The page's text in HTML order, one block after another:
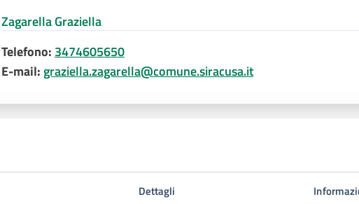
Dettagli
Zagarella Graziella
Telefono: 3474605650
E-mail: graziella.zagarella@comune.siracusa.it
Dirigenziale n. 1808 del 15-04-25- Incarico di E.Q.